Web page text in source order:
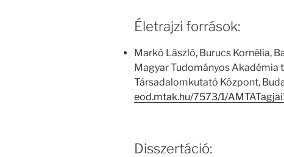
Életrajzi források:
Markó László, Burucs Kornélia,
Magyar Tudományos Akadémia
Társadalomkutató Központ,
eod.mtak.hu/7573/1/
Disszertáció: